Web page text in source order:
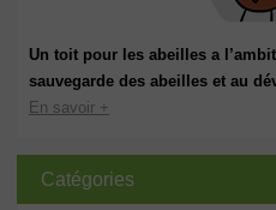
Un toit pour les abeilles a
sauvegarde des abeilles et au
En savoir +
Catégories